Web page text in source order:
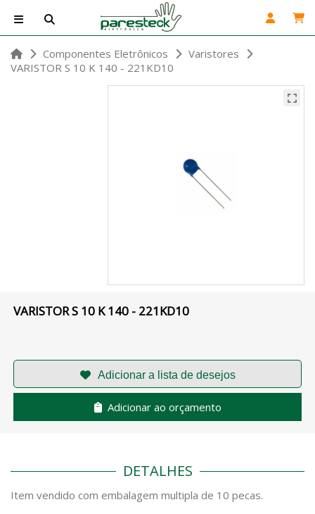
Componentes Eletrônicos
Varistores
VARISTOR S 10 K 140 - 221KD10
VARISTOR S 10 K 140 - 221KD10
Adicionar ao orçamento
DETALHES
Item vendido com embalagem multipla de 10 pecas.